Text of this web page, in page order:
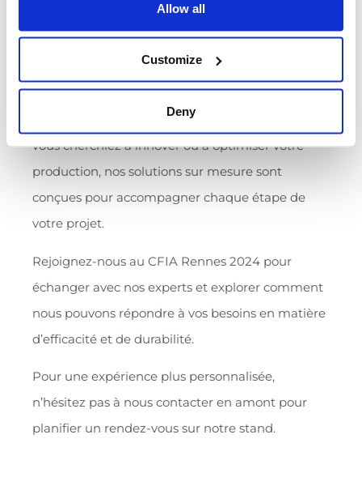
Allow all
Customize
Deny
etcosmétique
Nos équipes spécialisées en agroalimentaire
seront ravies de partager leur savoir-faire en
matière deconception, d’automatisation et
d’industrialisation de vosprocess
vous cherchiez à innover ou à optimiser votre
production, nos solutions sur mesure sont
conçues pour accompagner chaque étape de
votre projet.
Rejoignez-nous au CFIA Rennes 2024 pour
échanger avec nos experts et explorer comment
nous pouvons répondre à vos besoins en matière
d’efficacité et de durabilité.
Pour une expérience plus personnalisée,
n’hésitez pas à nous contacter en amont pour
planifier un rendez-vous sur notre stand.